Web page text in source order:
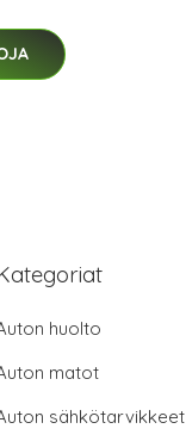
huolto
matot
sähkötarvikkeet